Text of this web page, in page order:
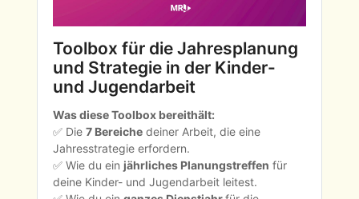
Toolbox für die Jahresplanung
und Strategie in der Kinder-
und Jugendarbeit
Was diese Toolbox bereithält:
✅ Die 7 Bereiche deiner Arbeit, die eine
Jahresstrategie erfordern.
✅ Wie du ein jährliches Planungstreffen für
deine Kinder- und Jugendarbeit leitest.